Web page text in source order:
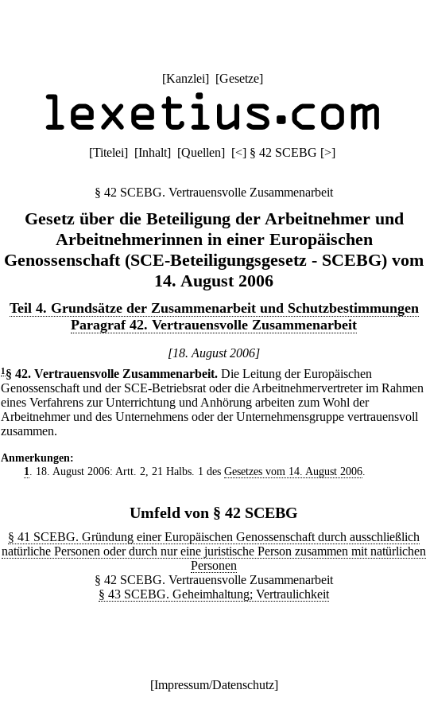
[Kanzlei] [Gesetze]
[Titelei] [Inhalt] [Quellen] [<] § 42 SCEBG [>]
§ 42 SCEBG. Vertrauensvolle Zusammenarbeit
Gesetz über die Beteiligung der Arbeitnehmer und
Arbeitnehmerinnen in einer Europäischen
Genossenschaft (SCE-Beteiligungsgesetz - SCEBG) vom
14. August 2006
Teil 4. Grundsätze der Zusammenarbeit und Schutzbestimmungen
Paragraf 42. Vertrauensvolle Zusammenarbeit
[18. August 2006]
1 § 42. Vertrauensvolle Zusammenarbeit. Die Leitung der Europäischen
Genossenschaft und der SCE-Betriebsrat oder die Arbeitnehmervertreter im Rahmen
eines Verfahrens zur Unterrichtung und Anhörung arbeiten zum Wohl der
Arbeitnehmer und des Unternehmens oder der Unternehmensgruppe vertrauensvoll
zusammen.
Anmerkungen:
1
. 18. August 2006: Artt. 2, 21 Halbs. 1 des Gesetzes vom 14. August 2006.
Umfeld von § 42 SCEBG
§ 41 SCEBG. Gründung einer Europäischen Genossenschaft durch ausschließlich
natürliche Personen oder durch nur eine juristische Person zusammen mit natürlichen
Personen
§ 42 SCEBG. Vertrauensvolle Zusammenarbeit
§ 43 SCEBG. Geheimhaltung; Vertraulichkeit
[Impressum/Datenschutz]